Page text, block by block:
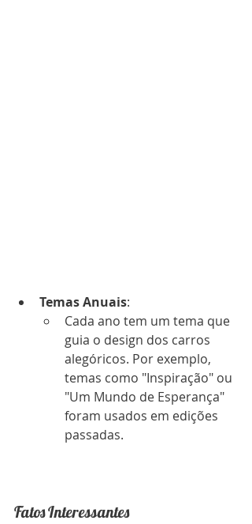
Temas Anuais:
Cada ano tem um tema que
guia o design dos carros
alegóricos. Por exemplo,
temas como "Inspiração" ou
"Um Mundo de Esperança"
foram usados em edições
passadas.
Fatos Interessantes